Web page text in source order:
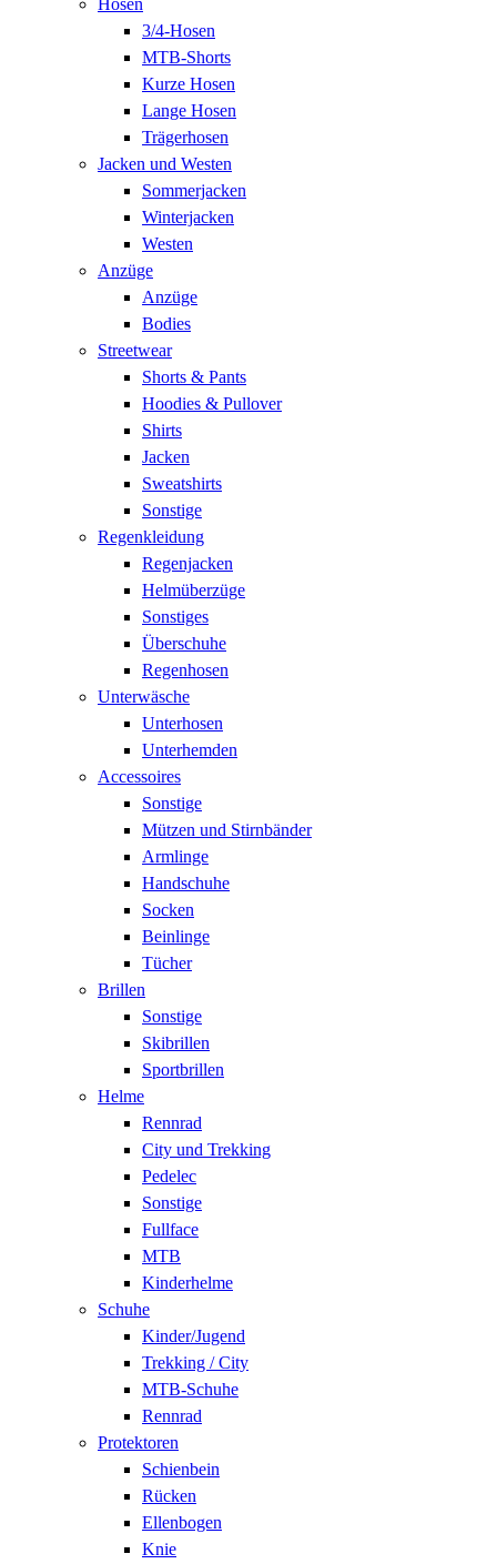
3/4-Hosen
MTB-Shorts
Kurze Hosen
Lange Hosen
Trägerhosen
Jacken und Westen
Sommerjacken
Winterjacken
Westen
Anzüge
Anzüge
Bodies
Streetwear
Shorts & Pants
Hoodies & Pullover
Shirts
Jacken
Sweatshirts
Sonstige
Regenkleidung
Regenjacken
Helmüberzüge
Sonstiges
Überschuhe
Regenhosen
Unterwäsche
Unterhosen
Unterhemden
Accessoires
Sonstige
Mützen und Stirnbänder
Armlinge
Handschuhe
Socken
Beinlinge
Tücher
Brillen
Sonstige
Skibrillen
Sportbrillen
Helme
Rennrad
City und Trekking
Pedelec
Sonstige
Fullface
MTB
Kinderhelme
Schuhe
Kinder/Jugend
Trekking / City
MTB-Schuhe
Rennrad
Protektoren
Schienbein
Rücken
Ellenbogen
Knie